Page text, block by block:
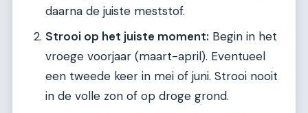
daarna de juiste meststof.
Strooi op het juiste moment: Begin in het
vroege voorjaar (maart-april). Eventueel
een tweede keer in mei of juni. Strooi nooit
in de volle zon of op droge grond.